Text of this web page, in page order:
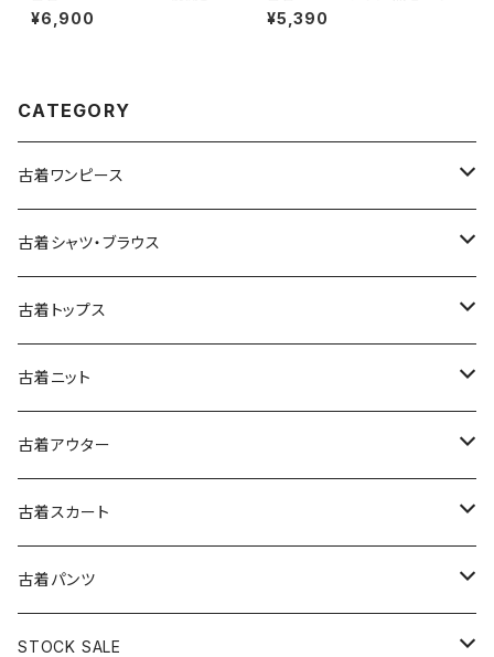
総柄 レオパード柄 長袖 ニット
アウター ベージュ (ttu250905
¥6,900
ン 膝丈 スカート 紫 (ba26070
02)
¥5,390
CATEGORY
古着ワンピース
古着長袖ワンピース
古着半袖ワンピース
古着ノースリーブワンピース
古着キャミソールワンピース
古着ベアトップワンピース
古着オールインワン
古着オーバーオール
古着シャツ・ブラウス
古着長袖シャツ・ブラウス
古着半袖シャツ・ブラウス
古着ノースリーブシャツ・ブラウス
古着トップス
古着スウェット&パーカー
古着スウェット
古着パーカー
古着プルオーバー
古着長袖プルオーバー
古着半袖プルオーバー
古着Ｔシャツ
古着長袖Ｔシャツ
古着半袖Ｔシャツ
古着ベスト
古着キャミソール
古着ニット
古着セーター
古着カーディガン
古着半袖ニット
古着ニットアウター
古着アウター
古着ライトジャケット
古着ライトコート
古着ヘビージャケット
古着スカート
古着ロング丈スカート (丈76cm-)
古着膝丈スカート (丈56-75cm)
古着パンツ
古着ロング丈パンツ
STOCK SALE